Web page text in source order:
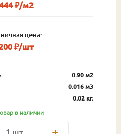
₽/м2
цена:
₽/шт
0.90 м2
0.016 м3
0.02 кг.
в наличии
1 шт.